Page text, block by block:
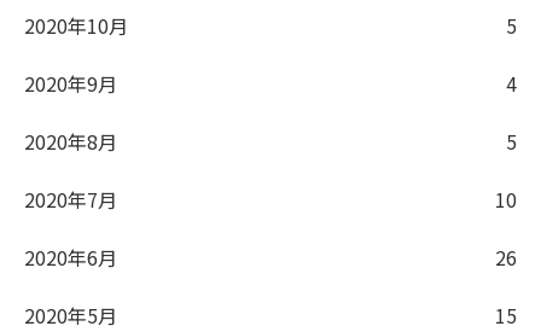
2020年10月
5
2020年9月
4
2020年8月
5
2020年7月
10
2020年6月
26
2020年5月
15